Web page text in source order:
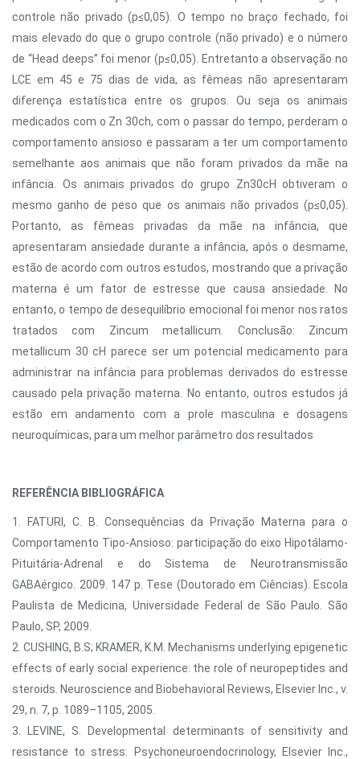
controle não privado (p≤0,05). O tempo no braço fechado, foi
mais elevado do que o grupo controle (não privado) e o número
de “Head deeps” foi menor (p≤0,05). Entretanto a observação no
LCE em 45 e 75 dias de vida, as fêmeas não apresentaram
diferença estatística entre os grupos. Ou seja os animais
medicados com o Zn 30ch, com o passar do tempo, perderam o
comportamento ansioso e passaram a ter um comportamento
semelhante aos animais que não foram privados da mãe na
infância. Os animais privados do grupo Zn30cH obtiveram o
mesmo ganho de peso que os animais não privados (p≤0,05).
Portanto, as fêmeas privadas da mãe na infância, que
apresentaram ansiedade durante a infância, após o desmame,
estão de acordo com outros estudos, mostrando que a privação
materna é um fator de estresse que causa ansiedade. No
entanto, o tempo de desequilíbrio emocional foi menor nos ratos
tratados com Zincum metallicum. Conclusão: Zincum
metallicum 30 cH parece ser um potencial medicamento para
administrar na infância para problemas derivados do estresse
causado pela privação materna. No entanto, outros estudos já
estão em andamento com a prole masculina e dosagens
neuroquímicas, para um melhor parâmetro dos resultados
REFERÊNCIA BIBLIOGRÁFICA
1. FATURI, C. B. Consequências da Privação Materna para o
Comportamento Tipo-Ansioso: participação do eixo Hipotálamo-
Pituitária-Adrenal e do Sistema de Neurotransmissão
GABAérgico. 2009. 147 p. Tese (Doutorado em Ciências). Escola
Paulista de Medicina, Universidade Federal de São Paulo. São
Paulo, SP, 2009.
2. CUSHING, B.S; KRAMER, K.M. Mechanisms underlying epigenetic
effects of early social experience: the role of neuropeptides and
steroids. Neuroscience and Biobehavioral Reviews, Elsevier Inc., v.
29, n. 7, p. 1089–1105, 2005.
3. LEVINE, S. Developmental determinants of sensitivity and
resistance to stress. Psychoneuroendocrinology, Elsevier Inc.,